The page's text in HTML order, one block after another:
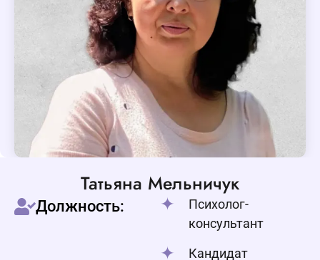
Татьяна Мельничук
Должность:
Психолог-
консультант
Кандидат